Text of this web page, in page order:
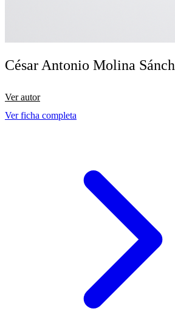
César Antonio Molina
Ver autor
Ver ficha completa